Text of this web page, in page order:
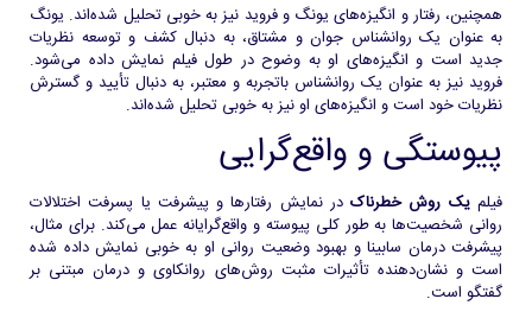
همچنین، رفتار و انگیزه‌های یونگ و فروید نیز به خوبی تحلیل شده‌اند. یونگ
به عنوان یک روانشناس جوان و مشتاق، به دنبال کشف و توسعه نظریات
جدید است و انگیزه‌های او به وضوح در طول فیلم نمایش داده می‌شود.
فروید نیز به عنوان یک روانشناس باتجربه و معتبر، به دنبال تأیید و گسترش
نظریات خود است و انگیزه‌های او نیز به خوبی تحلیل شده‌اند.
پیوستگی و واقع‌گرایی
فیلمیک روش خطرناکدر نمایش رفتارها و پیشرفت یا پسرفت اختلالات
روانی شخصیت‌ها به طور کلی پیوسته و واقع‌گرایانه عمل می‌کند. برای مثال،
پیشرفت درمان سابینا و بهبود وضعیت روانی او به خوبی نمایش داده شده
است و نشان‌دهنده تأثیرات مثبت روش‌های روانکاوی و درمان مبتنی بر
گفتگو است.